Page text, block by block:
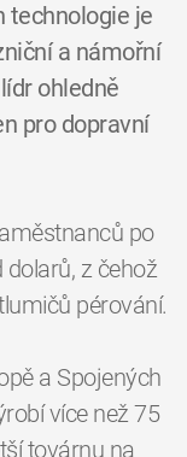
technologie je
a námořní
ohledně
pro dopravní
po
z čehož
pérování.
a Spojených
více než 75
továrnu na